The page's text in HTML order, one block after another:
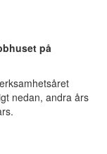
på
nedan, andra års